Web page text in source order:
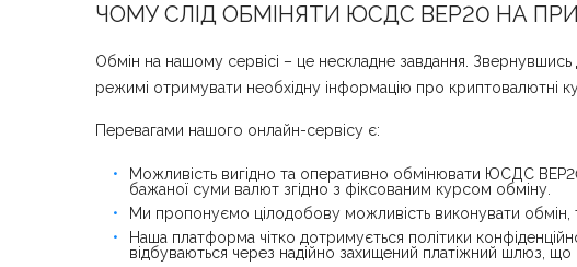
ЧОМУ СЛІД ОБМІНЯТИ ЮСДС BEP20 НА
Обмін на нашому сервісі – це нескладне завдання.
режимі отримувати необхідну інформацію про криптовалютні
Перевагами нашого онлайн-сервісу є:
Можливість вигідно та оперативно обмінювати ЮСДС
бажаної суми валют згідно з фіксованим курсом обміну.
Ми пропонуємо цілодобову можливість виконувати обмін,
Наша платформа чітко дотримується політики
відбуваються через надійно захищений платіжний шлюз,